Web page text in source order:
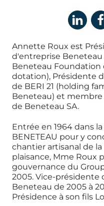
Annette Roux est
d'entreprise
Beneteau Foundation
dotation), Présidente
de BERI 21 (holding
Beneteau) et membre
de Beneteau SA.
Entrée en 1964 dans
BENETEAU pour y
chantier artisanal de
plaisance, Mme Roux
gouvernance du
2005. Vice-présidente
Beneteau de 2005 à
Présidence à son fils